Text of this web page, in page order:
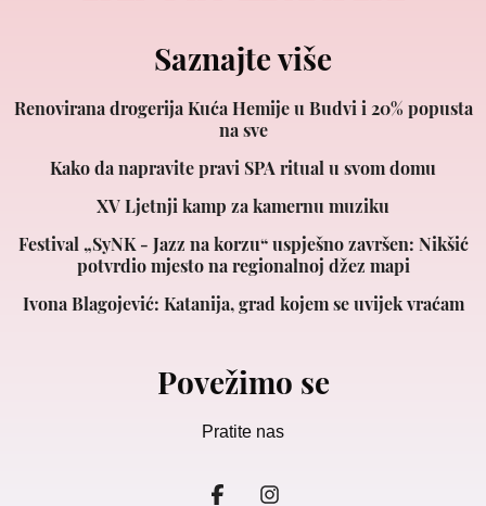
Saznajte više
Renovirana drogerija Kuća Hemije u Budvi i 20% popusta
na sve
Kako da napravite pravi SPA ritual u svom domu
XV Ljetnji kamp za kamernu muziku
Festival „SyNK - Jazz na korzu“ uspješno završen: Nikšić
potvrdio mjesto na regionalnoj džez mapi
Ivona Blagojević: Katanija, grad kojem se uvijek vraćam
Povežimo se
Pratite nas